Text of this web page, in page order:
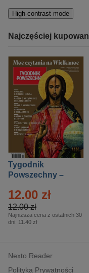
High-contrast mode
Najczęściej
Tygodnik
Powszechny –
12.00 zł
12.00 zł
Najniższa cena z ostatnich 30
dni: 11.40 zł
Nexto Reader
Polityka Prywatności